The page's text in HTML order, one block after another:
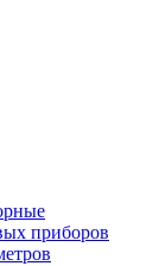
приборов